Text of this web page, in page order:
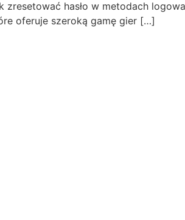
hasło w metodach
oferuje szeroką gamę gier […]